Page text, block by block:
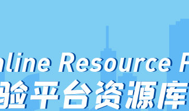
Resource
平台资源库